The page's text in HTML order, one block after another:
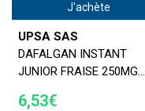
J'achète
UPSA SAS
DAFALGAN INSTANT
JUNIOR FRAISE 250MG...
6,53€